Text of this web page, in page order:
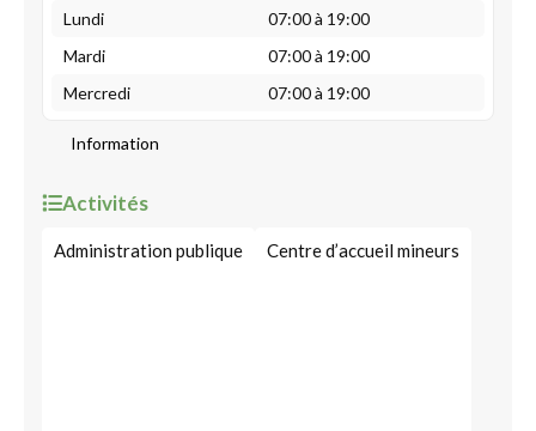
Lundi
07:00 à 19:00
Mardi
07:00 à 19:00
Mercredi
07:00 à 19:00
Information
Activités
Administration publique Centre d’accueil mineurs